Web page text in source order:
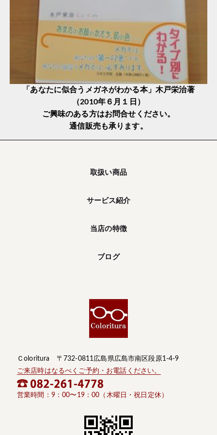
「あなたに似合うメガネがわかる本」木戸栄治著
（2010年６月１日）
ご興味のある方はお問合せください。
通信販売も承ります。
取扱い商品
サービス紹介
当店の特徴
ブログ
Ｃoloritura 〒732-0811広島県広島市南区段原1-4-9
ご来店時はなるべくご予約・お電話ください。
営業時間：9：00〜19：00（木曜日・祝日定休）